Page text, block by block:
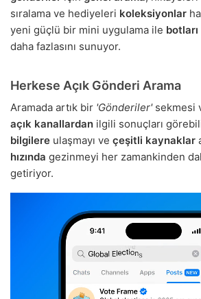
sıralama ve hediyeleri koleksiyonlar
yeni güçlü bir mini uygulama ile
daha fazlasını sunuyor.
Herkese Açık Gönderi Arama
Aramada artık bir 'Gönderiler'sekmesi
açık kanallardan ilgili sonuçları
bilgilere ulaşmayı ve çeşitli kaynaklar
hızında gezinmeyi her zamankinden
getiriyor.